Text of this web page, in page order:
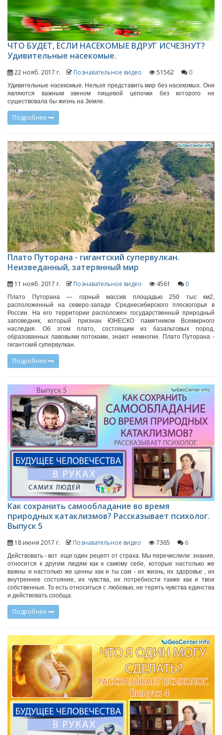
ЧТО БУДЕТ, ЕСЛИ НАСЕКОМЫЕ ВДРУГ ИСЧЕЗНУТ?
Удивительные насекомые.
22 нояб. 2017 г. Познавательное видео 51562 0
Удивительные насекомые. Нельзя представить мир без насекомых. Они
являются важным звеном пищевой цепочки без которого не
существовала бы жизнь на Земле.
Подробнее
Плато Путорана - гигантский супервулкан.
Неизведанный, затерянный мир
11 нояб. 2017 г. Познавательное видео 4561 0
Плато Путорана — горный массив площадью 250 тыс км2,
расположенный на северо-западе Среднесибирского плоскогорья в
России. На его территории расположен государственный природный
заповедник, который признан ЮНЕСКО памятником Всемирного
наследия. Об этом плато, состоящим из базальтовых пород,
образованных лавовыми потоками, знают немногие. Плато Путорана -
гигантский супервулкан.
Подробнее
Как сохранить самообладание во время
природных катаклизмов? Рассказывает психолог.
Выпуск 5
18 июня 2017 г. Познавательное видео 7365 6
Действовать - вот еще один рецепт от страха. Мы перечислили: знания,
относится к другим людям как к самому себе, которые настолько же
важны и настолько же ценны как и ты сам - их жизнь, их здоровье , их
внутреннее состояние, их чувства, их потребности также как и твои
собственные. То есть относиться с любовью, не терять чувства единства
и действовать сообща.
Подробнее